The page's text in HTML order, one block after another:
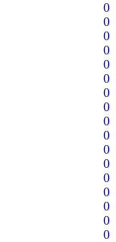
0
0
0
0
0
0
0
0
0
0
0
0
0
0
0
0
0